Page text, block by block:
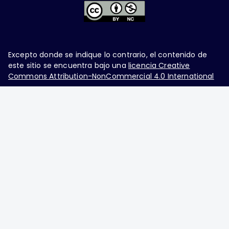
Excepto donde se indique lo contrario, el contenido de
este sitio se encuentra bajo una licencia Creative
Commons Attribution-NonCommercial 4.0 International